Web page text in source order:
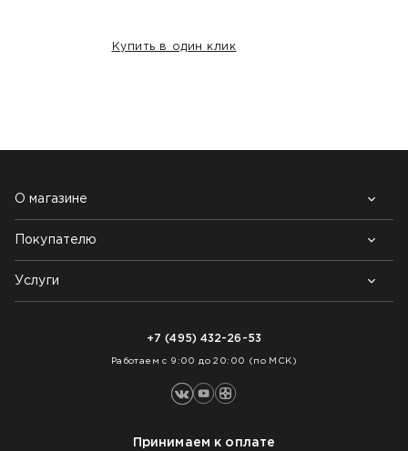
Купить в один клик
О магазине
Почему выбирают нас
Контакты
Блог
Покупателю
Возврат товара
Как заказать
Услуги
+7 (495) 432-26-53
Работаем с 9:00 до 20:00 (по МСК)
Принимаем к оплате